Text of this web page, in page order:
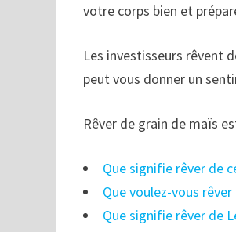
votre corps bien et
Les investisseurs rêvent
peut vous donner un
Rêver de grain de maïs
Que signifie rêver de
Que voulez-vous
Que signifie rêver de